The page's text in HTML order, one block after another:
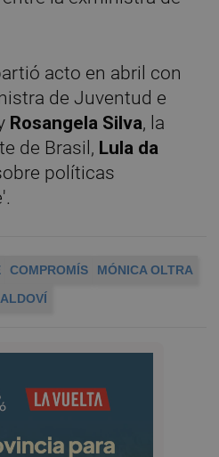
acto en abril con
de Juventud e
Rosangela Silva, la
de Brasil, Lula da
políticas
COMPROMÍS
MÓNICA OLTRA